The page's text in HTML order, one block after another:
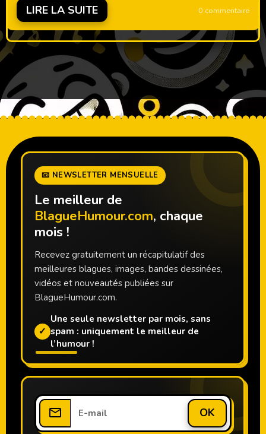
LIRE LA SUITE 0 commentaire
📧 NEWSLETTER MENSUELLE
Le meilleur de
BlagueHumour.com, chaque
mois !
Recevez gratuitement un récapitulatif des
meilleures blagues, images, bandes dessinées,
vidéos et nouveautés publiées sur
BlagueHumour.com.
✓
Une seule newsletter par mois, sans
spam : uniquement le meilleur de
l’humour !
OK